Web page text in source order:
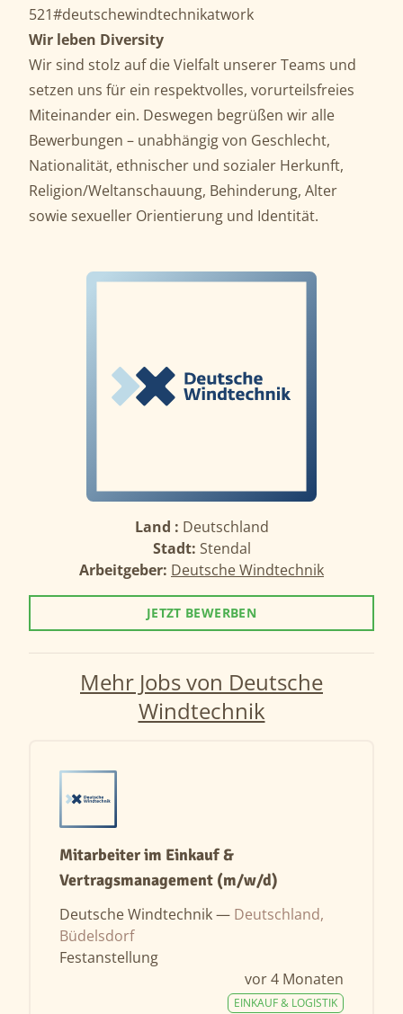
521#deutschewindtechnikatwork
Wir leben Diversity
Wir sind stolz auf die Vielfalt unserer Teams und
setzen uns für ein respektvolles, vorurteilsfreies
Miteinander ein. Deswegen begrüßen wir alle
Bewerbungen – unabhängig von Geschlecht,
Nationalität, ethnischer und sozialer Herkunft,
Religion/Weltanschauung, Behinderung, Alter
sowie sexueller Orientierung und Identität.
Land : Deutschland
Stadt: Stendal
Arbeitgeber: Deutsche Windtechnik
JETZT BEWERBEN
Mehr Jobs von Deutsche
Windtechnik
Mitarbeiter im Einkauf &
Vertragsmanagement (m/w/d)
Deutsche Windtechnik — Deutschland,
Büdelsdorf
Festanstellung
vor 4 Monaten
EINKAUF & LOGISTIK